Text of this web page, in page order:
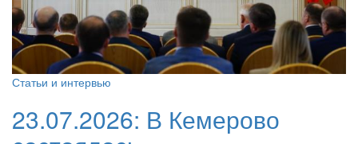
Статьи и интервью
23.07.2026: В Кемерово